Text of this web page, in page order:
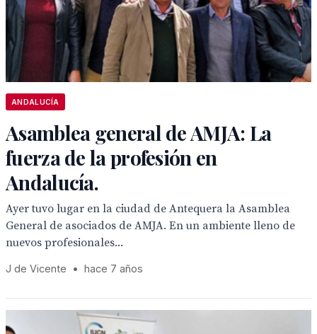
ANDALUCÍA
Asamblea general de AMJA: La
fuerza de la profesión en
Andalucía.
Ayer tuvo lugar en la ciudad de Antequera la Asamblea
General de asociados de AMJA. En un ambiente lleno de
nuevos profesionales...
J de Vicente • hace 7 años